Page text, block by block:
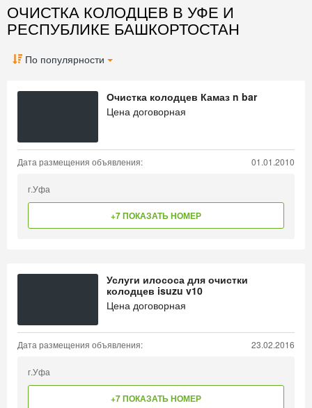
ОЧИСТКА КОЛОДЦЕВ В УФЕ И
РЕСПУБЛИКЕ БАШКОРТОСТАН
По популярности
Очистка колодцев Камаз n bar
Цена договорная
Дата размещения объявления: 01.01.2010
г.Уфа
+7 ПОКАЗАТЬ НОМЕР
Услуги илососа для очистки
колодцев isuzu v10
Цена договорная
Дата размещения объявления: 23.02.2016
г.Уфа
+7 ПОКАЗАТЬ НОМЕР